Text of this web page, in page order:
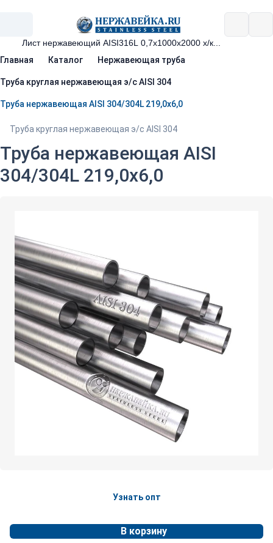
Главная Каталог Нержавеющая труба
Труба круглая нержавеющая э/с AISI 304
Труба нержавеющая AISI 304/304L 219,0х6,0
Труба круглая нержавеющая э/с AISI 304
Труба нержавеющая AISI
304/304L 219,0х6,0
Узнать опт
В корзину